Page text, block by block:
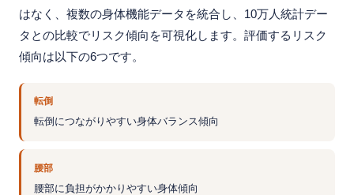
はなく、複数の身体機能データを統合し、10万人統計デー
タとの比較でリスク傾向を可視化します。評価するリスク
傾向は以下の6つです。
転倒
転倒につながりやすい身体バランス傾向
腰部
腰部に負担がかかりやすい身体傾向